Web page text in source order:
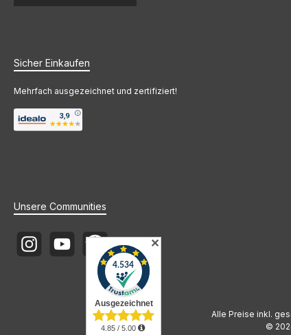
Sicher Einkaufen
Mehrfach ausgezeichnet und zertifiziert!
Unsere Communities
Instagram YouTube Newsletter
Alle Preise inkl.
©
✕